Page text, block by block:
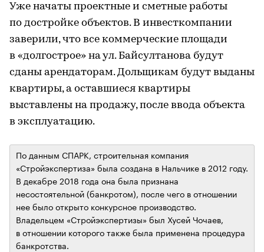
Уже начаты проектные и сметные работы
по достройке объектов. В инвесткомпании
заверили, что все коммерческие площади
в «долгострое» на ул. Байсултанова будут
сданы арендаторам. Дольщикам будут выданы
квартиры, а оставшиеся квартиры
выставлены на продажу, после ввода объекта
в эксплуатацию.
По данным СПАРК, строительная компания
«Стройэкспертиза» была создана в Нальчике в 2012 году.
В декабре 2018 года она была признана
несостоятельной (банкротом), после чего в отношении
нее было открыто конкурсное производство.
Владельцем «Стройэкспертизы» был Хусей Чочаев,
в отношении которого также была применена процедура
банкротства.